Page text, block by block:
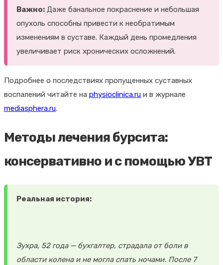
Важно: Даже банальное покраснение и небольшая
опухоль способны привести к необратимым
изменениям в суставе. Каждый день промедления
увеличивает риск хронических осложнений.
Подробнее о последствиях пропущенных суставных
воспалений читайте на physioclinica.ru и в журнале
mediasphera.ru.
Методы лечения бурсита:
консервативно и с помощью УВТ
Реальная история:
Зухра, 52 года — бухгалтер, страдала от боли в
области колена и не могла спать ночами. После 7